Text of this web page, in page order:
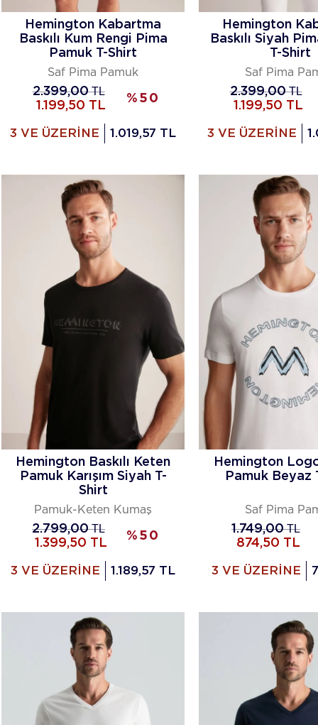
Hemington Kabartma
Baskılı Kum Rengi Pima
Pamuk T-Shirt
Saf Pima Pamuk
2.399,00TL
1.199,50 TL
% 50
3 VE ÜZERİNE 1.019,57 TL
Hemington
Baskılı Siyah
T-Shirt
Saf Pima
2.399,00TL
1.199,50 TL
3 VE ÜZERİNE
Hemington Baskılı Keten
Pamuk Karışım Siyah T-
Shirt
Pamuk-Keten Kumaş
2.799,00TL
1.399,50 TL
% 50
3 VE ÜZERİNE 1.189,57 TL
Hemington
Pamuk Beyaz
Saf Pima
1.749,00TL
874,50 TL
3 VE ÜZERİNE